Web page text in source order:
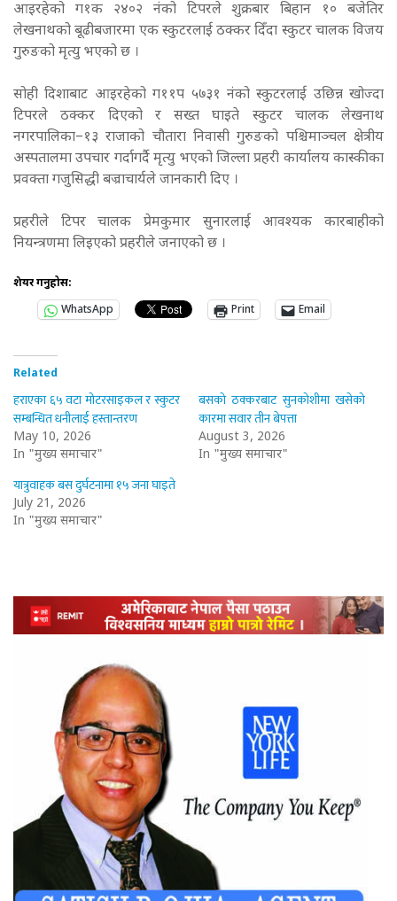
आइरहेको ग१क २४०२ नंको टिपरले शुक्रबार बिहान १० बजेतिर
लेखनाथको बूढीबजारमा एक स्कुटरलाई ठक्कर दिँदा स्कुटर चालक विजय
गुरुङको मृत्यु भएको छ ।
सोही दिशाबाट आइरहेको ग११प ५७३१ नंको स्कुटरलाई उछिन्न खोज्दा
टिपरले ठक्कर दिएको र सख्त घाइते स्कुटर चालक लेखनाथ
नगरपालिका–१३ राजाको चौतारा निवासी गुरुङको पश्चिमाञ्चल क्षेत्रीय
अस्पतालमा उपचार गर्दागर्दै मृत्यु भएको जिल्ला प्रहरी कार्यालय कास्कीका
प्रवक्ता गजुसिद्धी बज्राचार्यले जानकारी दिए ।
प्रहरीले टिपर चालक प्रेमकुमार सुनारलाई आवश्यक कारबाहीको
नियन्त्रणमा लिइएको प्रहरीले जनाएको छ ।
शेयर गर्नुहोस:
WhatsApp
Print Email
Related
हराएका ६५ वटा मोटरसाइकल र स्कुटर
सम्बन्धित धनीलाई हस्तान्तरण
May 10, 2026
In "मुख्य समाचार"
बसको ठक्करबाट सुनकोशीमा खसेको
कारमा सवार तीन बेपत्ता
August 3, 2026
In "मुख्य समाचार"
यात्रुवाहक बस दुर्घटनामा १५ जना घाइते
July 21, 2026
In "मुख्य समाचार"